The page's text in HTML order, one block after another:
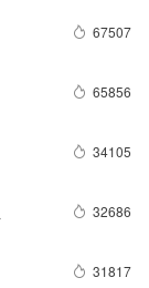
67507
65856
34105
32686
31817